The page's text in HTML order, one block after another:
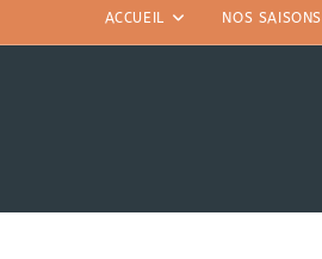
ACCUEIL NOS SAISONS